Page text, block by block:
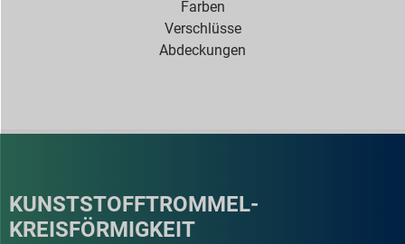
Farben
Verschlüsse
Abdeckungen
KUNSTSTOFFTROMMEL-
KREISFÖRMIGKEIT